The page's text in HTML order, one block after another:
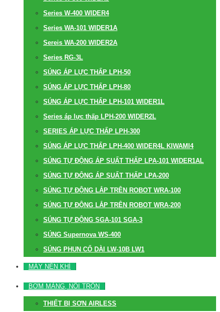
Series W-400 WIDER4
Series WA-101 WIDER1A
Sereis WA-200 WIDER2A
Series RG-3L
SÚNG ÁP LỰC THẤP LPH-50
SÚNG ÁP LỰC THẤP LPH-80
SÚNG ÁP LỰC THẤP LPH-101 WIDER1L
Series áp lực thấp LPH-200 WIDER2L
SERIES ÁP LỰC THẤP LPH-300
SÚNG ÁP LỰC THẤP LPH-400 WIDER4L KIWAMI4
SÚNG TỰ ĐỘNG ÁP SUẤT THẤP LPA-101 WIDER1AL
SÚNG TỰ ĐỘNG ÁP SUẤT THẤP LPA-200
SÚNG TỰ ĐỘNG LẮP TRÊN ROBOT WRA-100
SÚNG TỰ ĐỘNG LẮP TRÊN ROBOT WRA-200
SÚNG TỰ ĐỘNG SGA-101 SGA-3
SÚNG Supernova WS-400
SÚNG PHUN CỔ DÀI LW-10B LW1
MÁY NÉN KHÍ
BƠM MÀNG, NỒI TRỘN
THIẾT BỊ SƠN AIRLESS